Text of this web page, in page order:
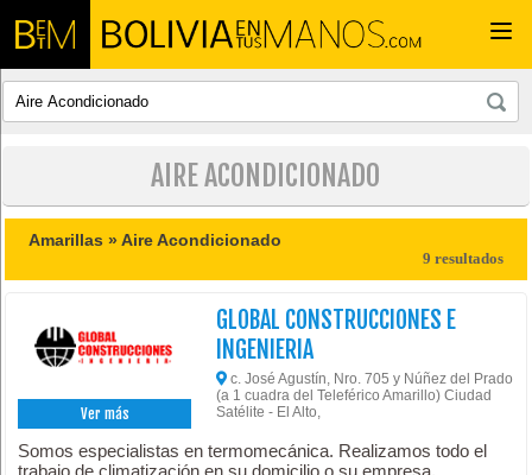
AIRE ACONDICIONADO
Amarillas »Aire Acondicionado
9 resultados
Ver más
GLOBAL CONSTRUCCIONES E
INGENIERIA
c. José Agustín, Nro. 705 y Núñez del Prado
(a 1 cuadra del Teleférico Amarillo) Ciudad
Satélite - El Alto,
Somos especialistas en termomecánica. Realizamos todo el
trabajo de climatización en su domicilio o su empresa.